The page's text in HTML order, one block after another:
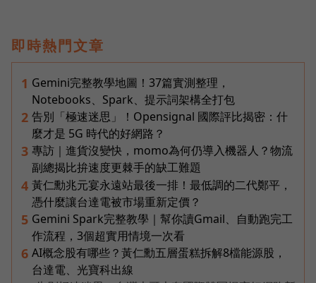
即時熱門文章
1 Gemini完整教學地圖！37篇實測整理，
Notebooks、Spark、提示詞架構全打包
2 告別「極速迷思」！Opensignal 國際評比揭密：什
麼才是 5G 時代的好網路？
3 專訪｜進貨沒變快，momo為何仍導入機器人？物流
副總揭比拚速度更棘手的缺工難題
4 黃仁勳兆元宴永遠站最後一排！最低調的二代鄭平，
憑什麼讓台達電被市場重新定價？
5 Gemini Spark完整教學｜幫你讀Gmail、自動跑完工
作流程，3個超實用情境一次看
6 AI概念股有哪些？黃仁勳五層蛋糕拆解8檔能源股，
台達電、光寶科出線